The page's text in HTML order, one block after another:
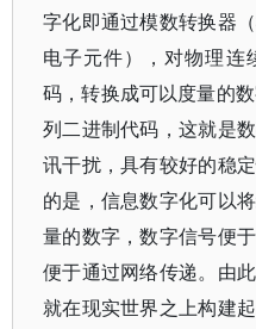
字化即通过模数转换器
电子元件），对物理连
码，转换成可以度量的
列二进制代码，这就是
讯干扰，具有较好的稳
的是，信息数字化可以
量的数字，数字信号便
便于通过网络传递。由
就在现实世界之上构建